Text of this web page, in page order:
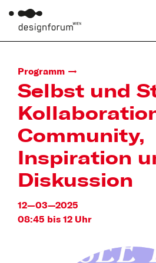
Programm
Selbst und
Community,
Inspiration
Diskussion
12—03—2025
08:45 bis 12 Uhr